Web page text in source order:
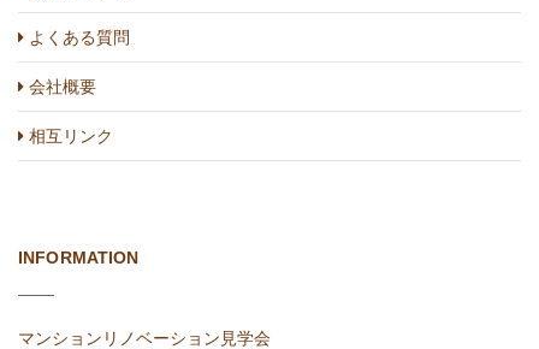
よくある質問
会社概要
相互リンク
INFORMATION
マンションリノベーション見学会